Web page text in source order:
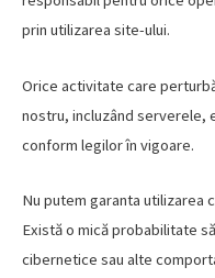
prin utilizarea site-ului.
Orice activitate care
nostru, incluzând
conform legilor în vigoare.
Nu putem garanta utilizarea
Există o mică probabilitate
cibernetice sau alte